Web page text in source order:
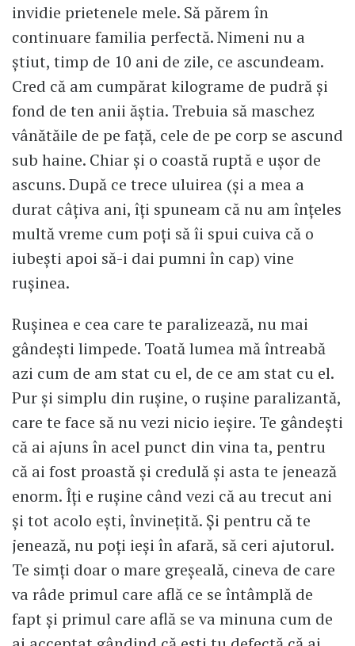
invidie prietenele mele. Să părem în
continuare familia perfectă. Nimeni nu a
știut, timp de 10 ani de zile, ce ascundeam.
Cred că am cumpărat kilograme de pudră și
fond de ten anii ăștia. Trebuia să maschez
vânătăile de pe față, cele de pe corp se ascund
sub haine. Chiar și o coastă ruptă e ușor de
ascuns. După ce trece uluirea (și a mea a
durat câțiva ani, îți spuneam că nu am înțeles
multă vreme cum poți să îi spui cuiva că o
iubești apoi să-i dai pumni în cap) vine
rușinea.
Rușinea e cea care te paralizează, nu mai
gândești limpede. Toată lumea mă întreabă
azi cum de am stat cu el, de ce am stat cu el.
Pur și simplu din rușine, o rușine paralizantă,
care te face să nu vezi nicio ieșire. Te gândești
că ai ajuns în acel punct din vina ta, pentru
că ai fost proastă și credulă și asta te jenează
enorm. Îți e rușine când vezi că au trecut ani
și tot acolo ești, învinețită. Și pentru că te
jenează, nu poți ieși în afară, să ceri ajutorul.
Te simți doar o mare greșeală, cineva de care
va râde primul care află ce se întâmplă de
fapt și primul care află se va minuna cum de